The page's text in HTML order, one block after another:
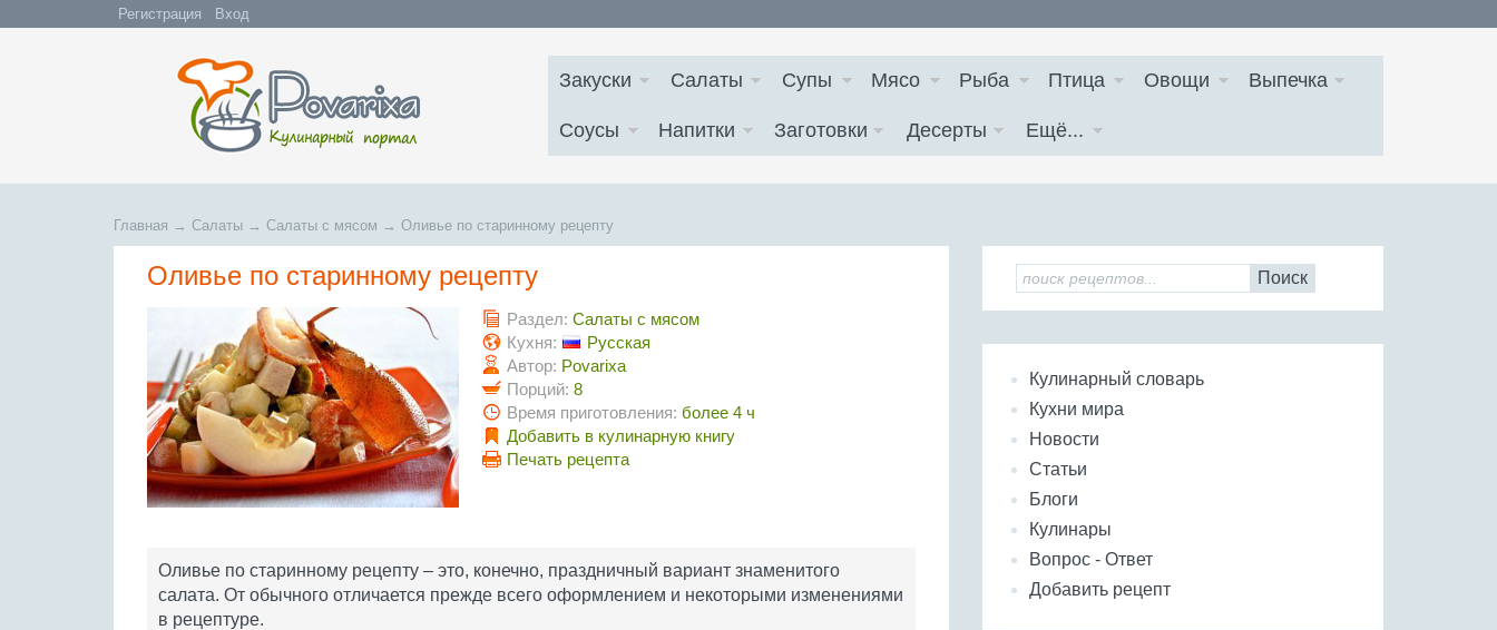
Регистрация Вход
Закуски Салаты Супы Мясо Рыба Птица Овощи Выпечка
Соусы Напитки Заготовки Десерты Ещё...
Главная → Салаты → Салаты с мясом → Оливье по старинному рецепту
Оливье по старинному рецепту
Раздел: Салаты с мясом
Кухня:
Русская
Автор: Povarixa
Порций: 8
Время приготовления: более 4 ч
Добавить в кулинарную книгу
Печать рецепта
Оливье по старинному рецепту – это, конечно, праздничный вариант знаменитого
салата. От обычного отличается прежде всего оформлением и некоторыми изменениями
в рецептуре.
Поиск
Кулинарный словарь
Кухни мира
Новости
Статьи
Блоги
Кулинары
Вопрос - Ответ
Добавить рецепт